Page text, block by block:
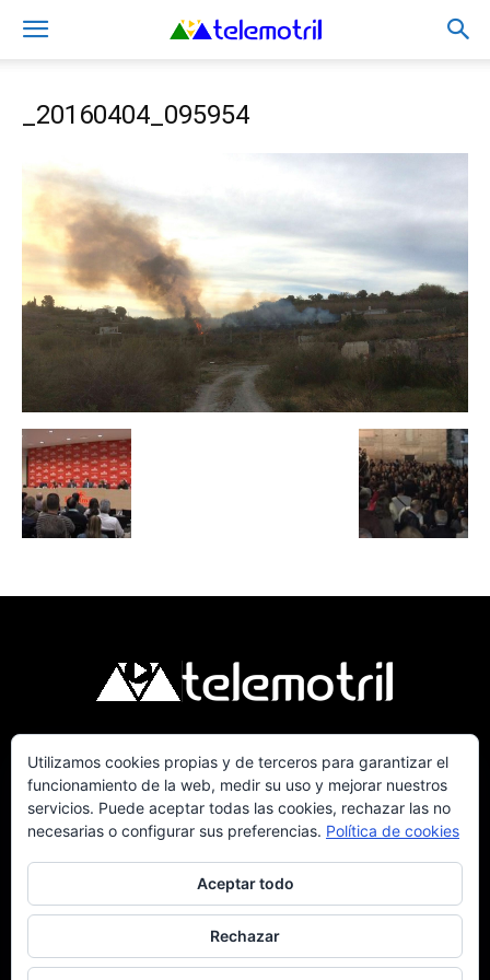
_20160404_095954
Telemotril, la Televisión Digital de la Costa
Tropical de Granada. Siguenos en Fm a traves
del 107.7 en OndaSur Motril.
Política de cookies Más información sobre las cookies Contacto
Utilizamos cookies propias y de terceros para garantizar el
funcionamiento de la web, medir su uso y mejorar nuestros
servicios. Puede aceptar todas las cookies, rechazar las no
necesarias o configurar sus preferencias. Política de cookies
Aceptar todo
Rechazar